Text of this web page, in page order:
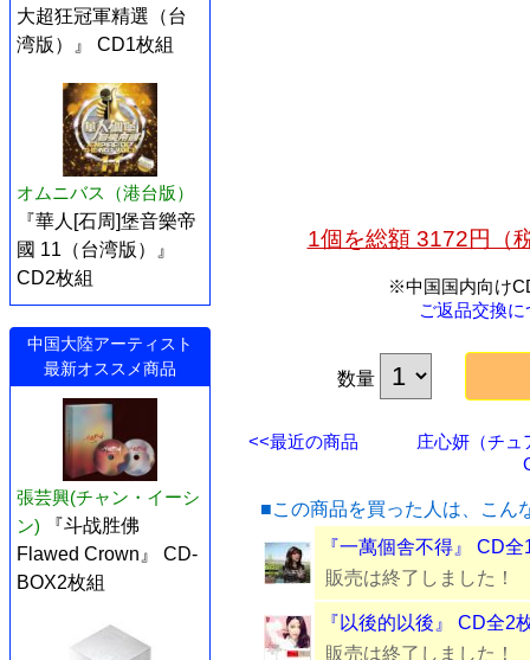
大超狂冠軍精選（台
湾版）』 CD1枚組
オムニバス（港台版）
『華人[石周]堡音樂帝
國 11（台湾版）』
CD2枚組
中国大陸アーティスト
最新オススメ商品
張芸興(チャン・イーシ
ン)
『斗战胜佛
Flawed Crown』 CD-
BOX2枚組
1個を総額 3172円（
※中国国内向け
ご返品交換
数量
<<最近の商品
庄心妍（チュ
■この商品を買った人は、こん
『一萬個舎不得』 CD
販売は終了しました！
『以後的以後』 CD全2
販売は終了しました！